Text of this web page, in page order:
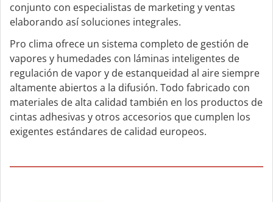
conjunto con especialistas de marketing y ventas
elaborando así soluciones integrales.
Pro clima ofrece un sistema completo de gestión de
vapores y humedades con láminas inteligentes de
regulación de vapor y de estanqueidad al aire siempre
altamente abiertos a la difusión. Todo fabricado con
materiales de alta calidad también en los productos de
cintas adhesivas y otros accesorios que cumplen los
exigentes estándares de calidad europeos.